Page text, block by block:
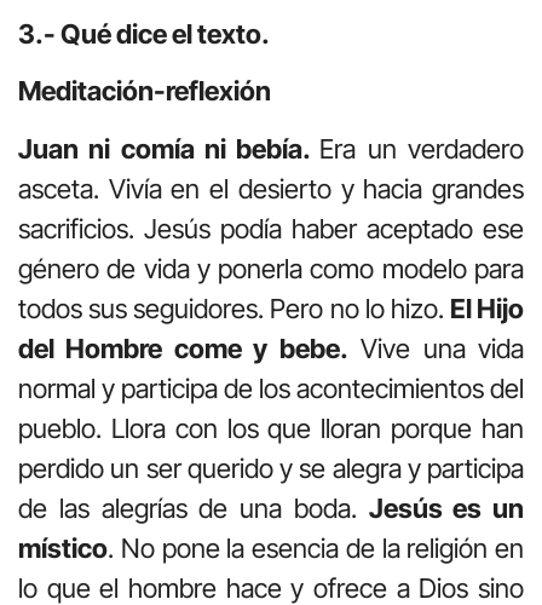
3.- Qué dice el texto.
Meditación-reflexión
Juan ni comía ni bebía. Era un verdadero
asceta. Vivía en el desierto y hacia grandes
sacrificios. Jesús podía haber aceptado ese
género de vida y ponerla como modelo para
todos sus seguidores. Pero no lo hizo. El Hijo
del Hombre come y bebe. Vive una vida
normal y participa de los acontecimientos del
pueblo. Llora con los que lloran porque han
perdido un ser querido y se alegra y participa
de las alegrías de una boda. Jesús es un
místico. No pone la esencia de la religión en
lo que el hombre hace y ofrece a Dios sino